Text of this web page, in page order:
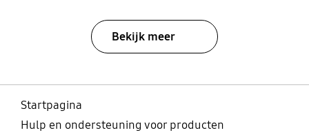
Bekijk meer
Startpagina
Hulp en ondersteuning voor producten